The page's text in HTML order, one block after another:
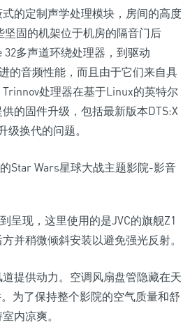
的定制声学处理模块，房间的高度
固的机架位于机房的隔音门后
多声道环绕处理器，到驱动
的音频性能，而且由于它们来自具
处理器在基于Linux的英特尔
的固件升级，包括最新版本DTS:X
换代的问题。
呈现，这里使用的是JVC的旗舰Z1
并稍微倾斜安装以避免强光反射。
提供动力。空调风扇盘管隐藏在天
为了保持整个影院的空气质量和舒
内凉爽。